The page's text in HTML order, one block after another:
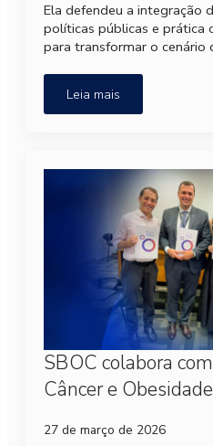
Ela defendeu a integração
políticas públicas e prática
para transformar o cenário
Leia mais
SBOC colabora
Câncer e Obesidade
27 de março de 2026